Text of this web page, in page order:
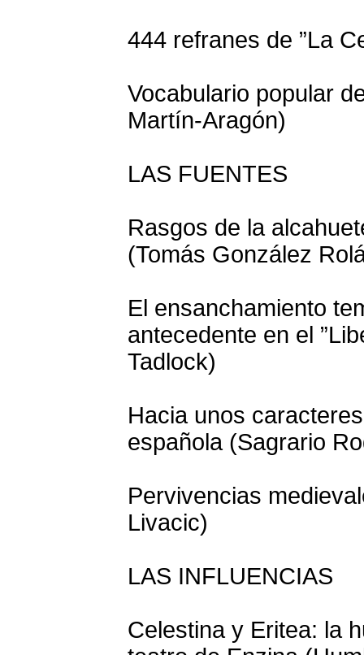
444 refranes de ”La
Vocabulario popular
Martín-Aragón)
LAS FUENTES
Rasgos de la
(Tomás González
El ensanchamiento
antecedente en el
Tadlock)
Hacia unos
española (Sagrario
Pervivencias
Livacic)
LAS INFLUENCIAS
Celestina y Eritea: la